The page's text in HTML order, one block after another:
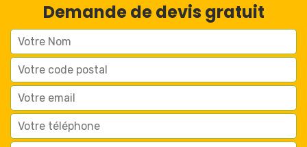
Demande de devis gratuit